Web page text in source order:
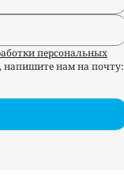
персональных
напишите нам на почту: